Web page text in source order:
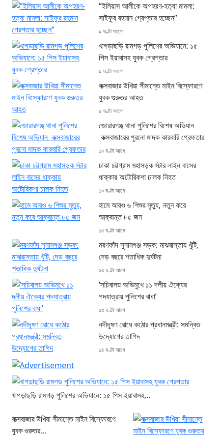
“ইলিয়াস আলীকে অপহরণ-হত্যা মামলা:
সাইফুর রহমান গ্রেপ্তার হচ্ছেন”
৯ ঘণ্টা আগে
খাগড়াছড়ি রামগড় পুলিশের অভিযানে: ১৫
পিস ইয়াবাসহ যুবক গ্রেপ্তার
৯ ঘণ্টা আগে
কক্সবাজার উখিয়া সীমান্তে মাইন বিস্ফোরণে
যুবক গুরুতর আহত
৯ ঘণ্টা আগে
জোরারগঞ্জ থানা পুলিশের বিশেষ অভিযান
কক্সবাজারের পুরনো মাদক কারবারি গ্রেফতার
১০ ঘণ্টা আগে
ঢাকা চট্টগ্রাম মহাসড়ক স্টার লাইন বাসের
ধাক্কায় অটোরিকশা চালক নিহত
১০ ঘণ্টা আগে
হামে আরও ৬ শিশুর মৃত্যু, নতুন করে
আক্রান্ত ৮৫ জন
১৩ ঘণ্টা আগে
মরণফাঁদ সুনামগঞ্জ সড়ক: মাঝরাস্তায় খুঁটি,
দেড় বছরে শতাধিক দুর্ঘটনা
১৩ ঘণ্টা আগে
‘সচিবালয় অভিমুখে ১১ দলীয় ঐক্যের
পদযাত্রায় পুলিশের বাধা’
১৩ ঘণ্টা আগে
নদীদূষণ রোধে কঠোর প্রধানমন্ত্রী: সমন্বিত
উদ্যোগের তাগিদ
১৪ ঘণ্টা আগে
খাগড়াছড়ি রামগড় পুলিশের অভিযানে: ১৫ পিস ইয়াবাসহ...
কক্সবাজার উখিয়া সীমান্তে মাইন বিস্ফোরণে
যুবক গুরুতর...